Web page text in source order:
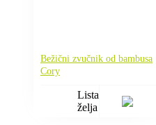
Bežični zvučnik od bambusa
Cory
Lista
želja